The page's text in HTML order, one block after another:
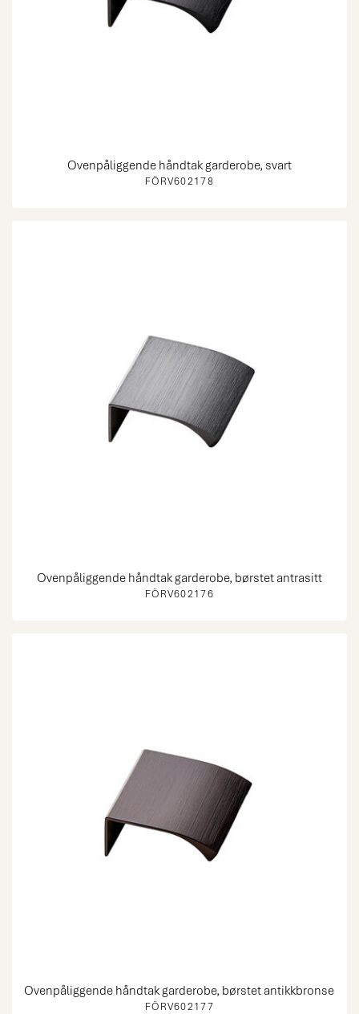
FÖRV602178
Ovenpåliggende håndtak garderobe, svart
FÖRV602176
Ovenpåliggende håndtak garderobe, børstet antrasitt
FÖRV602177
Ovenpåliggende håndtak garderobe, børstet antikkbronse